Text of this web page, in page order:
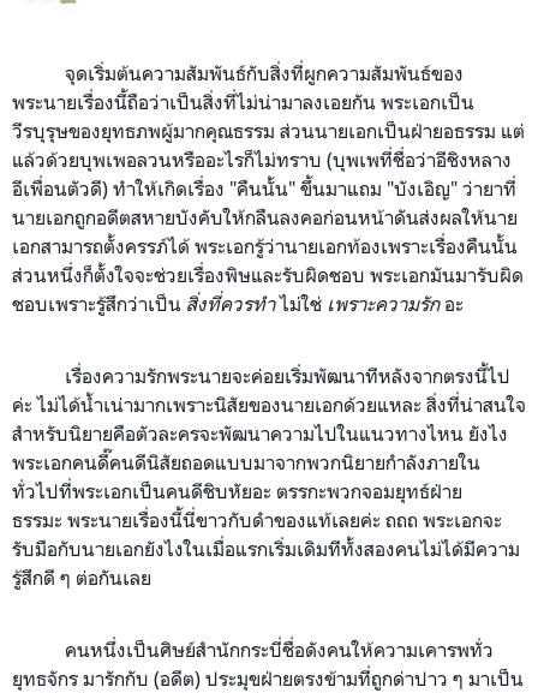
จุดเริ่มต้นความสัมพันธ์กับสิ่งที่ผูกความสัมพันธ์ของ
พระนายเรื่องนี้ถือว่าเป็นสิ่งที่ไม่น่ามาลงเอยกัน พระเอกเป็น
วีรบุรุษของยุทธภพผู้มากคุณธรรม ส่วนนายเอกเป็นฝ่ายอธรรม แต่
แล้วด้วยบุพเพอลวนหรืออะไรก็ไม่ทราบ (บุพเพที่ชื่อว่าอีชิงหลาง
อีเพื่อนตัวดี) ทำให้เกิดเรื่อง "คืนนั้น" ขึ้นมาแถม "บังเอิญ" ว่ายาที่
นายเอกถูกอดีตสหายบังคับให้กลืนลงคอก่อนหน้าดันส่งผลให้นาย
เอกสามารถตั้งครรภ์ได้ พระเอกรู้ว่านายเอกท้องเพราะเรื่องคืนนั้น
ส่วนหนึ่งก็ตั้งใจจะช่วยเรื่องพิษและรับผิดชอบ พระเอกมันมารับผิด
ชอบเพราะรู้สึกว่าเป็น สิ่งที่ควรทำไม่ใช่ เพราะความรักอะ
เรื่องความรักพระนายจะค่อยเริ่มพัฒนาทีหลังจากตรงนี้ไป
ค่ะ ไม่ได้น้ำเน่ามากเพราะนิสัยของนายเอกด้วยแหละ สิ่งที่น่าสนใจ
สำหรับนิยายคือตัวละครจะพัฒนาความไปในแนวทางไหน ยังไง
พระเอกคนดี๊คนดีนิสัยถอดแบบมาจากพวกนิยายกำลังภายใน
ทั่วไปที่พระเอกเป็นคนดีชิบหัยอะ ตรรกะพวกจอมยุทธ์ฝ่าย
ธรรมะ พระนายเรื่องนี้นี่ขาวกับดำของแท้เลยค่ะ ถถถ พระเอกจะ
รับมือกับนายเอกยังไงในเมื่อแรกเริ่มเดิมทีทั้งสองคนไม่ได้มีความ
รู้สึกดี ๆ ต่อกันเลย
คนหนึ่งเป็นศิษย์สำนักกระบี่ชื่อดังคนให้ความเคารพทั่ว
ยุทธจักร มารักกับ (อดีต) ประมุขฝ่ายตรงข้ามที่ถูกด่าปาว ๆ มาเป็น